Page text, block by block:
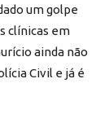
um golpe
clínicas em
ainda não
Civil e já é